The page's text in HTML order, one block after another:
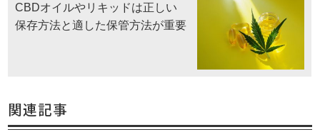
CBDオイルやリキッドは正しい
保存方法と適した保管方法が重要
関連記事